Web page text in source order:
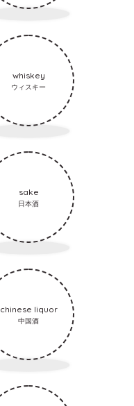
whiskey
ウィスキー
sake
日本酒
chinese liquor
中国酒